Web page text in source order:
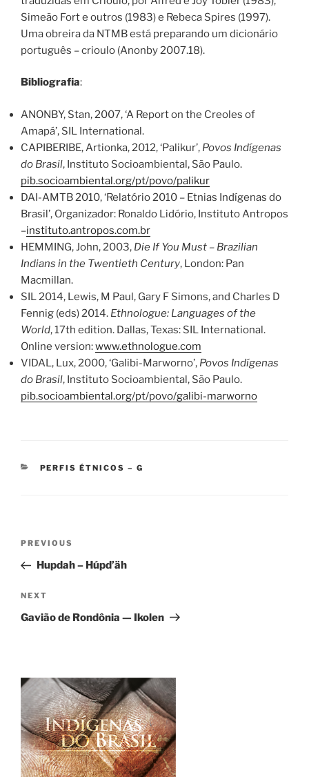
Simeão Fort e outros (1983) e Rebeca Spires (1997).
Uma obreira da NTMB está preparando um dicionário
português – crioulo (Anonby 2007.18).
Bibliografia:
ANONBY, Stan, 2007, ‘A Report on the Creoles of
Amapá’, SIL International.
CAPIBERIBE, Artionka, 2012, ‘Palikur’, Povos Indígenas
do Brasil, Instituto Socioambiental, São Paulo.
pib.socioambiental.org/pt/povo/palikur
DAI-AMTB 2010, ‘Relatório 2010 – Etnias Indígenas do
Brasil’, Organizador: Ronaldo Lidório, Instituto Antropos
–instituto.antropos.com.br
HEMMING, John, 2003, Die If You Must – Brazilian
Indians in the Twentieth Century, London: Pan
Macmillan.
SIL 2014, Lewis, M Paul, Gary F Simons, and Charles D
Fennig (eds) 2014. Ethnologue: Languages of the
World, 17th edition. Dallas, Texas: SIL International.
Online version:www.ethnologue.com
VIDAL, Lux, 2000, ‘Galibi-Marworno’, Povos Indígenas
do Brasil, Instituto Socioambiental, São Paulo.
pib.socioambiental.org/pt/povo/galibi-marworno
CATEGORIES
PERFIS ÉTNICOS – G
Previous
Post
PREVIOUS
Hupdah – Húpd’äh
Next
Post
NEXT
Gavião de Rondônia — Ikolen